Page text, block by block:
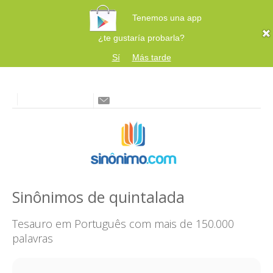
Tenemos una app
¿te gustaría probarla?
Sí
Más tarde
Sinônimos de quintalada
Tesauro em Português com mais de 150.000
palavras